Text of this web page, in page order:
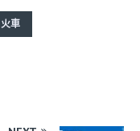
火車